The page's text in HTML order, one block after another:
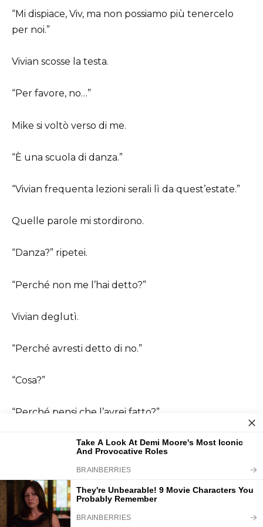
“Mi dispiace, Viv, ma non possiamo più tenercelo
per noi.”
Vivian scosse la testa.
“Per favore, no…”
Mike si voltò verso di me.
“È una scuola di danza.”
“Vivian frequenta lezioni serali lì da quest’estate.”
Quelle parole mi stordirono.
“Danza?” ripetei.
“Perché non me l’hai detto?”
Vivian deglutì.
“Perché avresti detto di no.”
“Cosa?”
“Perché pensi che l’avrei fatto?”
“Perché non vuoi che io sia felice!”
“Ogni volta che voglio qualcosa, mi dici che devo
concentrarmi sulla scuola, studiare di più, fare